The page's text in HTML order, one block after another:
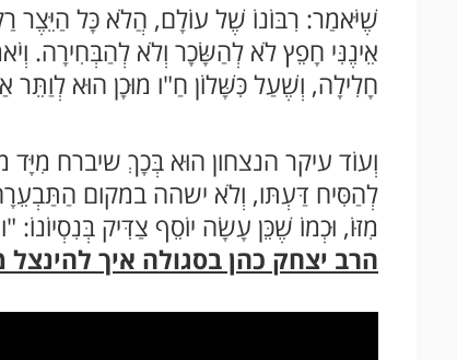
שֶׁיֹּאמַר: רִבּוֹנוֹ שֶׁל עוֹלָם, הֲלֹא כָּל הַיֵּצֶר
אֵינֶנִּי חָפֵץ לֹא לְהַשָּׂכָר וְלֹא לְהַבְּחִירָה.
חָלִילָה, וְשֶׁעַל כִּשָּׁלוֹן חַ"ו מוּכָן הוּא
וְעוֹד עיקר הנצחון הוּא בְּכָךְ שיברח
לְהַסִּיח דַּעְתּו, וְלֹא ישהה במקום
מִזּוֹ, וּכְמוֹ שֶׁכֵּן עָשָׂה יוֹסֵף צַדִּיק בְּנִסְיוֹנוֹ:
הרב יצחק כהן בסגולה איך להינצל